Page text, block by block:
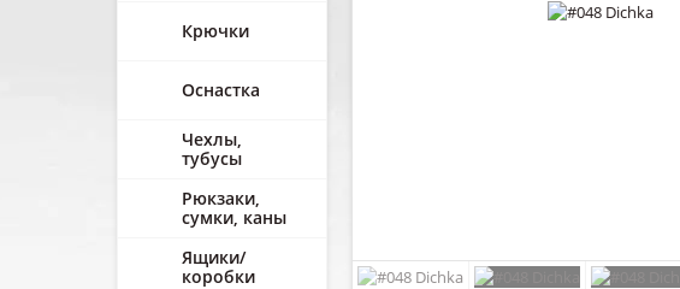
Крючки
Оснастка
Чехлы,
тубусы
Рюкзаки,
сумки, каны
Ящики/
коробки